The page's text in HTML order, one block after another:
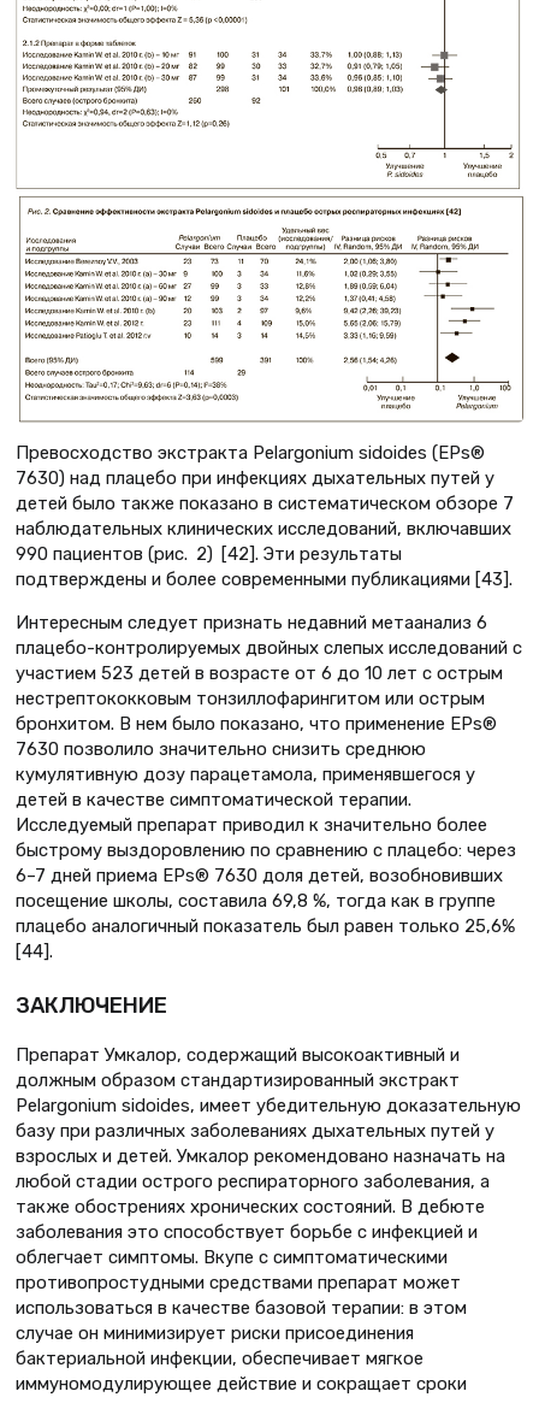
Превосходство экстракта Pelargonium sidoides (EPs®
7630) над плацебо при инфекциях дыхательных путей у
детей было также показано в систематическом обзоре 7
наблюдательных клинических исследований, включавших
990 пациентов (рис. 2) [42]. Эти результаты
подтверждены и более современными публикациями [43].
Интересным следует признать недавний метаанализ 6
плацебо-контролируемых двойных слепых исследований с
участием 523 детей в возрасте от 6 до 10 лет c острым
нестрептококковым тонзиллофарингитом или острым
бронхитом. В нем было показано, что применение EPs®
7630 позволило значительно снизить среднюю
кумулятивную дозу парацетамола, применявшегося у
детей в качестве симптоматической терапии.
Исследуемый препарат приводил к значительно более
быстрому выздоровлению по сравнению с плацебо: через
6–7 дней приема EPs® 7630 доля детей, возобновивших
посещение школы, составила 69,8 %, тогда как в группе
плацебо аналогичный показатель был равен только 25,6%
[44].
ЗАКЛЮЧЕНИЕ
Препарат Умкалор, содержащий высокоактивный и
должным образом стандартизированный экстракт
Pelargonium sidoides, имеет убедительную доказательную
базу при различных заболеваниях дыхательных путей у
взрослых и детей. Умкалор рекомендовано назначать на
любой стадии острого респираторного заболевания, а
также обострениях хронических состояний. В дебюте
заболевания это способствует борьбе с инфекцией и
облегчает симптомы. Вкупе с симптоматическими
противопростудными средствами препарат может
использоваться в качестве базовой терапии: в этом
случае он минимизирует риски присоединения
бактериальной инфекции, обеспечивает мягкое
иммуномодулирующее действие и сокращает сроки